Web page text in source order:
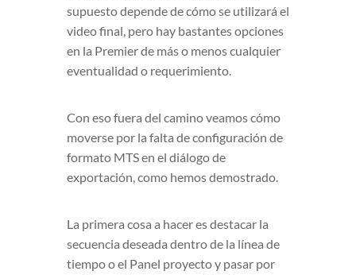
supuesto depende de cómo se utilizará el
video final, pero hay bastantes opciones
en la Premier de más o menos cualquier
eventualidad o requerimiento.
Con eso fuera del camino veamos cómo
moverse por la falta de configuración de
formato MTS en el diálogo de
exportación, como hemos demostrado.
La primera cosa a hacer es destacar la
secuencia deseada dentro de la línea de
tiempo o el Panel proyecto y pasar por